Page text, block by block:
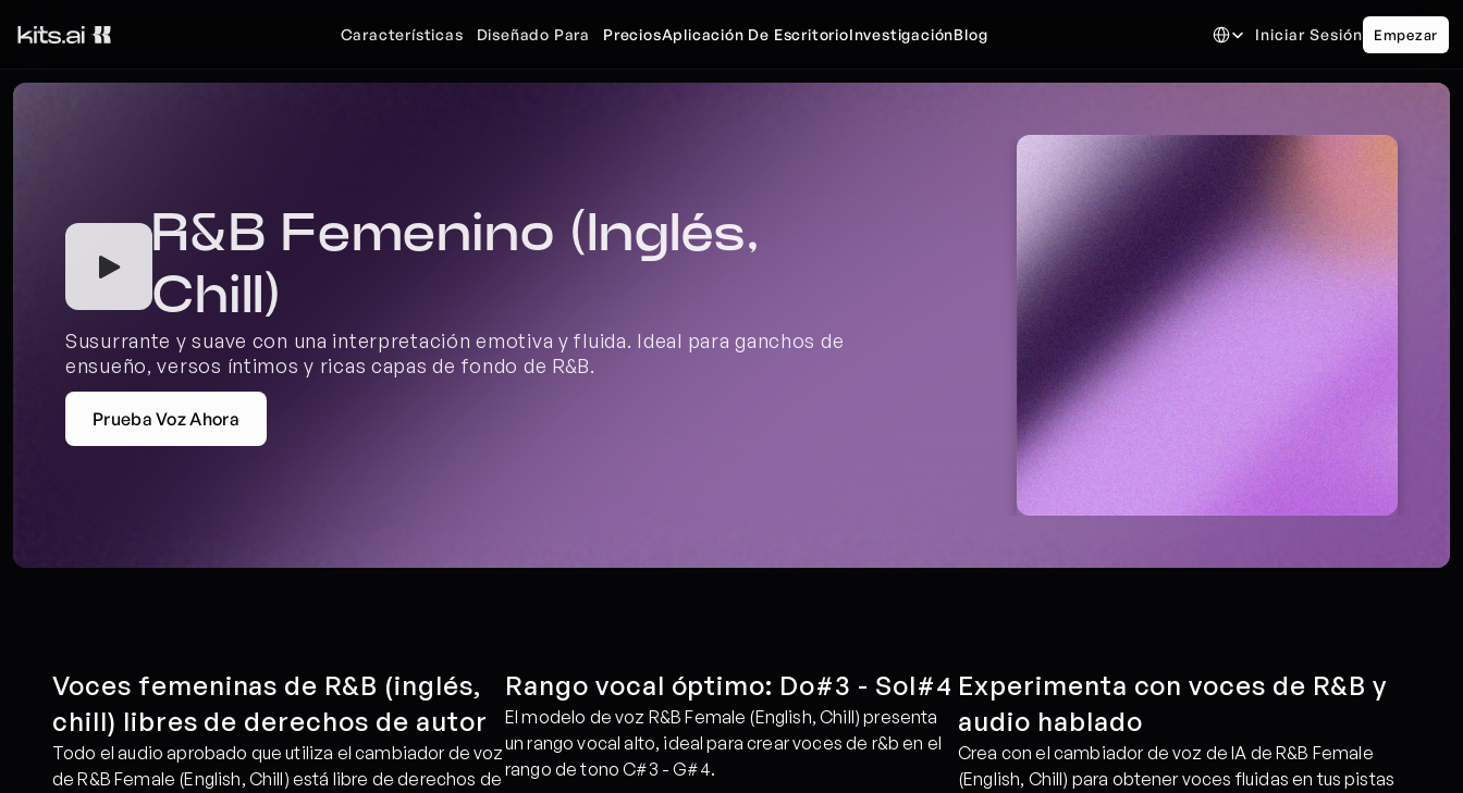
R&B Femenino (Inglés,
Chill)
Susurrante y suave con una interpretación emotiva y fluida. Ideal para ganchos de
ensueño, versos íntimos y ricas capas de fondo de R&B.
Prueba Voz Ahora
Voces femeninas de R&B (inglés,
chill) libres de derechos de autor
Todo el audio aprobado que utiliza el cambiador de voz
de R&B Female (English, Chill) está libre de derechos de
Rango vocal óptimo: Do#3 - Sol#4
El modelo de voz R&B Female (English, Chill) presenta
un rango vocal alto, ideal para crear voces de r&b en el
rango de tono C#3 - G#4.
Experimenta con voces de R&B y
audio hablado
Crea con el cambiador de voz de IA de R&B Female
(English, Chill) para obtener voces fluidas en tus pistas
Características Diseñado Para PreciosAplicación De EscritorioInvestigaciónBlog Iniciar Sesión Empezar